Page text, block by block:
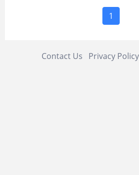
1
Contact Us Privacy Policy